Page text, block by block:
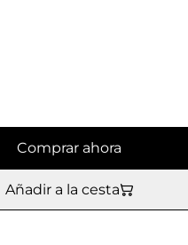
Comprar ahora
Añadir a la cesta